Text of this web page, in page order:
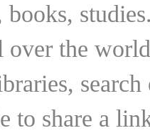
books,
over the
to share a